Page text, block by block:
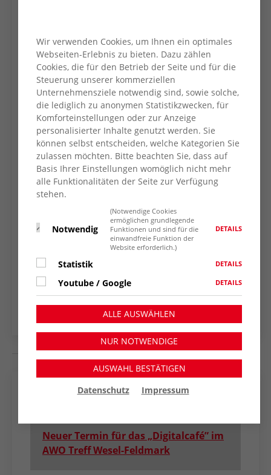
die Frage, was dabei schiefgehen kann und
wie wir KI sinnvoll nutzen. Ist es notwendig
oder überhaupt sinnvoll, KI‑Anwendungen
vom Handy oder Laptop zu löschen?
Anwendungen werden direkt ausprobiert und
praxisnah auf dem Smartphone oder Laptop
erklärt.
Um Anmeldung bis zum 11. Mai 2026 bei
Angela Keiper unter Tel.: 02842/3740 oder
0157 763 76 513 oder per Nachricht bei
WhatsApp wird gebeten.
NACHRICHTENÜBERSICHT
Neueste Nachrichten
Neuer Termin für das „Digitalcafé” im
AWO Treff Wesel-Feldmark
Wir verwenden Cookies, um Ihnen ein optimales
Webseiten-Erlebnis zu bieten. Dazu zählen
Cookies, die für den Betrieb der Seite und für die
Steuerung unserer kommerziellen
Unternehmensziele notwendig sind, sowie solche,
die lediglich zu anonymen Statistikzwecken, für
Komforteinstellungen oder zur Anzeige
personalisierter Inhalte genutzt werden. Sie
können selbst entscheiden, welche Kategorien Sie
zulassen möchten. Bitte beachten Sie, dass auf
Basis Ihrer Einstellungen womöglich nicht mehr
alle Funktionalitäten der Seite zur Verfügung
stehen.
Notwendig
(Notwendige Cookies
ermöglichen grundlegende
Funktionen und sind für die
einwandfreie Funktion der
Website erforderlich.)
DETAILS
Statistik DETAILS
Youtube / Google DETAILS
ALLE AUSWÄHLEN
NUR NOTWENDIGE
AUSWAHL BESTÄTIGEN
Datenschutz
Impressum